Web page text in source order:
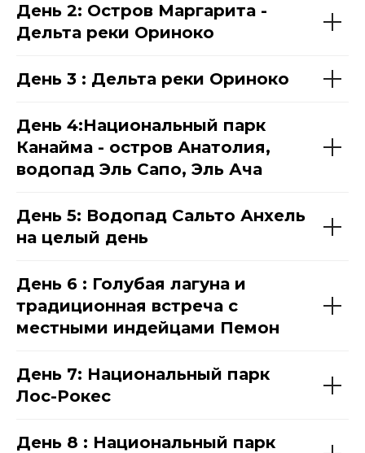
День 2: Остров Маргарита -
Дельта реки Ориноко
День 3 : Дельта реки Ориноко
День 4:Национальный парк
Канайма - остров Анатолия,
водопад Эль Сапо, Эль Ача
День 5: Водопад Сальто Анхель
на целый день
День 6 : Голубая лагуна и
традиционная встреча с
местными индейцами Пемон
День 7: Национальный парк
Лос-Рокес
День 8 : Национальный парк